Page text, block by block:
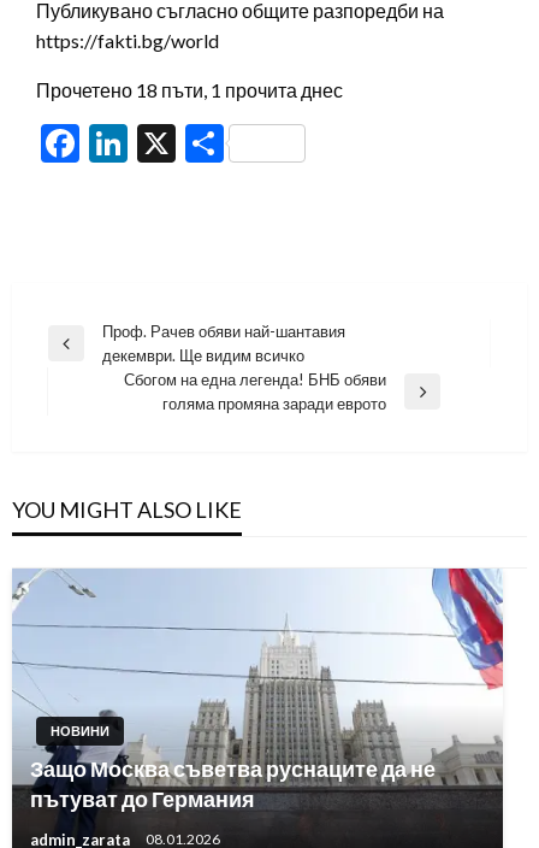
Публикувано съгласно общите разпоредби на
https://fakti.bg/world
Прочетено 18 пъти, 1 прочита днес
Facebook
LinkedIn
X Share
Навигация
Previous
Проф. Рачев обяви най-шантавия
декември. Ще видим всичко
Сбогом на една легенда! БНБ обяви
голяма промяна заради еврото
YOU MIGHT ALSO LIKE
НОВИНИ
Защо Москва съветва руснаците да не
пътуват до Германия
admin_zarata 08.01.2026